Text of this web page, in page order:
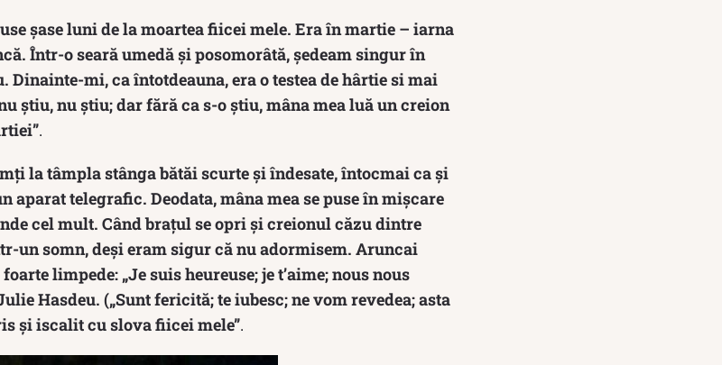
șase luni de la moartea fiicei mele. Era în martie – iarna
Într-o seară umedă și posomorâtă, ședeam singur în
Dinainte-mi, ca întotdeauna, era o testea de hârtie si mai
știu, nu știu; dar fără ca s-o știu, mâna mea luă un creion
.
la tâmpla stânga bătăi scurte și îndesate, întocmai ca și
aparat telegrafic. Deodata, mâna mea se puse în mișcare
cel mult. Când brațul se opri și creionul căzu dintre
un somn, deși eram sigur că nu adormisem. Aruncai
limpede: „Je suis heureuse; je t’aime; nous nous
Hasdeu. („Sunt fericită; te iubesc; ne vom revedea; asta
și iscalit cu slova fiicei mele”.